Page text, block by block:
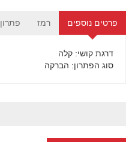
פרטים נוספים רמז פתרון
דרגת קושי: קלה
סוג הפתרון: הברקה